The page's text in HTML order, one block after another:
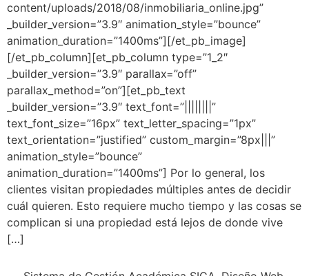
content/uploads/2018/08/inmobiliaria_online.jpg”
_builder_version=”3.9″ animation_style=”bounce”
animation_duration=”1400ms”][/et_pb_image]
[/et_pb_column][et_pb_column type=”1_2″
_builder_version=”3.9″ parallax=”off”
parallax_method=”on”][et_pb_text
_builder_version=”3.9″ text_font=”||||||||”
text_font_size=”16px” text_letter_spacing=”1px”
text_orientation=”justified” custom_margin=”8px|||”
animation_style=”bounce”
animation_duration=”1400ms”] Por lo general, los
clientes visitan propiedades múltiples antes de decidir
cuál quieren. Esto requiere mucho tiempo y las cosas se
complican si una propiedad está lejos de donde vive
[…]